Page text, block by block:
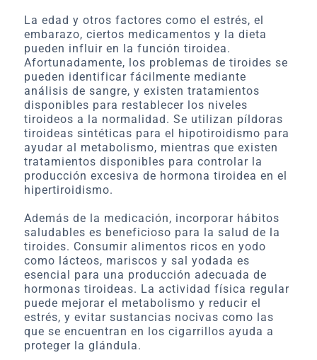
La edad y otros factores como el estrés, el
embarazo, ciertos medicamentos y la dieta
pueden influir en la función tiroidea.
Afortunadamente, los problemas de tiroides se
pueden identificar fácilmente mediante
análisis de sangre, y existen tratamientos
disponibles para restablecer los niveles
tiroideos a la normalidad. Se utilizan píldoras
tiroideas sintéticas para el hipotiroidismo para
ayudar al metabolismo, mientras que existen
tratamientos disponibles para controlar la
producción excesiva de hormona tiroidea en el
hipertiroidismo.
Además de la medicación, incorporar hábitos
saludables es beneficioso para la salud de la
tiroides. Consumir alimentos ricos en yodo
como lácteos, mariscos y sal yodada es
esencial para una producción adecuada de
hormonas tiroideas. La actividad física regular
puede mejorar el metabolismo y reducir el
estrés, y evitar sustancias nocivas como las
que se encuentran en los cigarrillos ayuda a
proteger la glándula.